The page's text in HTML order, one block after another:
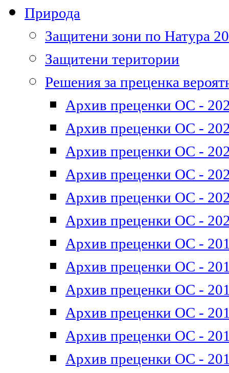
Природа
Защитени зони по Натура
Защитени територии
Решения за преценка
Архив преценки ОС -
Архив преценки ОС -
Архив преценки ОС -
Архив преценки ОС -
Архив преценки ОС -
Архив преценки ОС -
Архив преценки ОС -
Архив преценки ОС -
Архив преценки ОС -
Архив преценки ОС -
Архив преценки ОС -
Архив преценки ОС -